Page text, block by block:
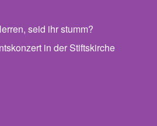
seid ihr stumm?
in der Stiftskirche